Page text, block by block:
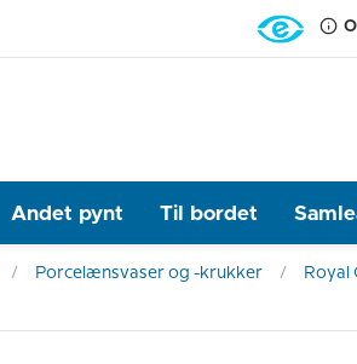
Andet pynt Til bordet
Porcelænsvaser og -krukker
Royal